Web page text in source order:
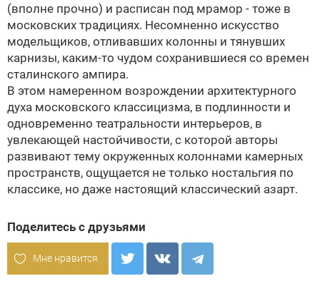
(вполне прочно) и расписан под мрамор - тоже в
московских традициях. Несомненно искусство
модельщиков, отливавших колонны и тянувших
карнизы, каким-то чудом сохранившиеся со времен
сталинского ампира.
В этом намеренном возрождении архитектурного
духа московского классицизма, в подлинности и
одновременно театральности интерьеров, в
увлекающей настойчивости, с которой авторы
развивают тему окруженных колоннами камерных
пространств, ощущается не только ностальгия по
классике, но даже настоящий классический азарт.
Поделитесь с друзьями
Мне нравится